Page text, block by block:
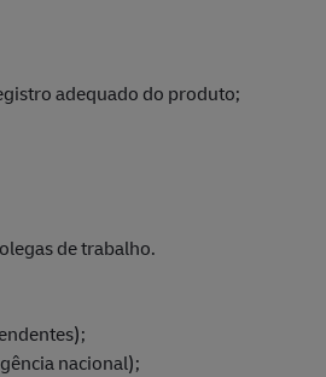
adequado do produto;
de trabalho.
nacional);